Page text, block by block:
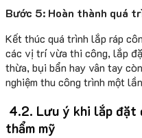
Bước 5: Hoàn thành quá
Kết thúc quá trình lắp ráp
các vị trí vừa thi công, lắp
thừa, bụi bẩn hay vân tay
nghiệm thu công trình một
4.2. Lưu ý khi lắp đặt
thẩm mỹ